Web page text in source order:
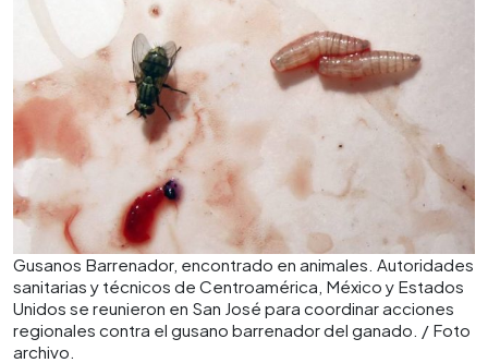
Gusanos Barrenador, encontrado en animales. Autoridades
sanitarias y técnicos de Centroamérica, México y Estados
Unidos se reunieron en San José para coordinar acciones
regionales contra el gusano barrenador del ganado. / Foto
archivo.